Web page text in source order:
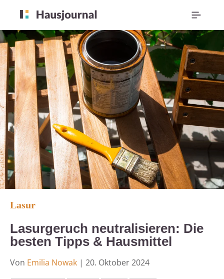
Lasur
Lasurgeruch neutralisieren: Die
besten Tipps & Hausmittel
Von Emilia Nowak | 20. Oktober 2024